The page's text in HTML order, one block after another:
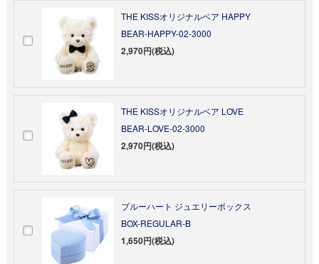
THE KISSオリジナルベア HAPPY
BEAR-HAPPY-02-3000
2,970円(税込)
THE KISSオリジナルベア LOVE
BEAR-LOVE-02-3000
2,970円(税込)
ブルーハート ジュエリーボックス
BOX-REGULAR-B
1,650円(税込)